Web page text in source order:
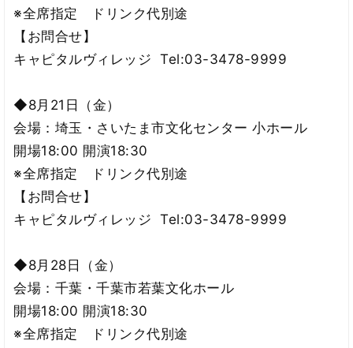
※全席指定 ドリンク代別途
【お問合せ】
キャピタルヴィレッジ Tel:03-3478-9999
◆8月21日（金）
会場：埼玉・さいたま市文化センター 小ホール
開場18:00 開演18:30
※全席指定 ドリンク代別途
【お問合せ】
キャピタルヴィレッジ Tel:03-3478-9999
◆8月28日（金）
会場：千葉・千葉市若葉文化ホール
開場18:00 開演18:30
※全席指定 ドリンク代別途